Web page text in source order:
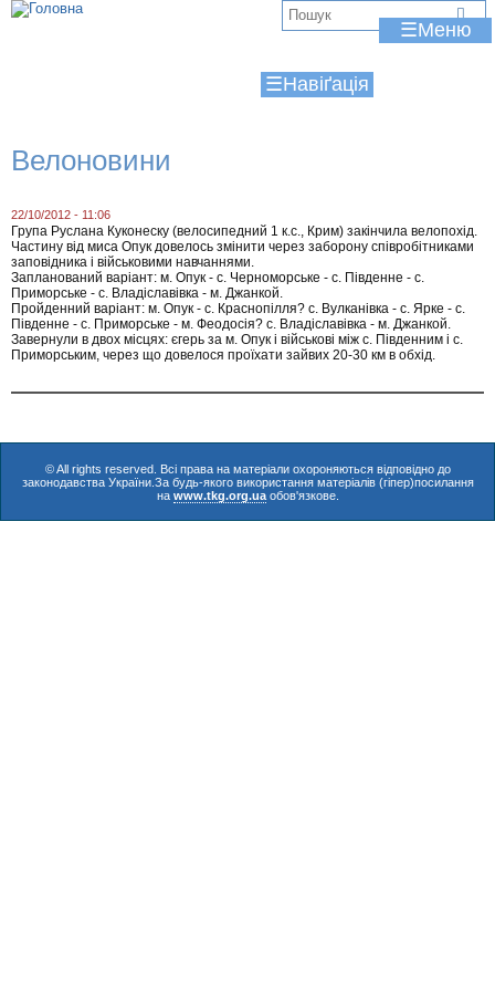
Jump to navigation
☰
☰
Велоновини
22/10/2012 - 11:06
Група Руслана Куконеску (велосипедний 1 к.с., Крим) закінчила велопохід.
Частину від миса Опук довелось змінити через заборону співробітниками
заповідника і військовими навчаннями.
Запланований варіант: м. Опук - с. Черноморське - с. Південне - с.
Приморське - с. Владіславівка - м. Джанкой.
Пройденний варіант: м. Опук - с. Краснопілля? с. Вулканівка - с. Ярке - с.
Південне - с. Приморське - м. Феодосія? с. Владіславівка - м. Джанкой.
Завернули в двох місцях: єгерь за м. Опук і військові між с. Південним і с.
Приморським, через що довелося проїхати зайвих 20-30 км в обхід.
© All rights reserved. Всі права на матеріали охороняються відповідно до
законодавства України.За будь-якого використання матеріалів (гіпер)посилання
на www.tkg.org.uaобов'язкове.